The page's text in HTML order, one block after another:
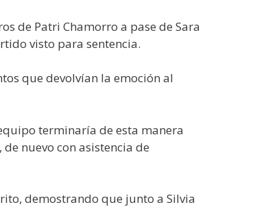
de Patri Chamorro a pase de Sara
visto para sentencia.
que devolvían la emoción al
terminaría de esta manera
nuevo con asistencia de
demostrando que junto a Silvia